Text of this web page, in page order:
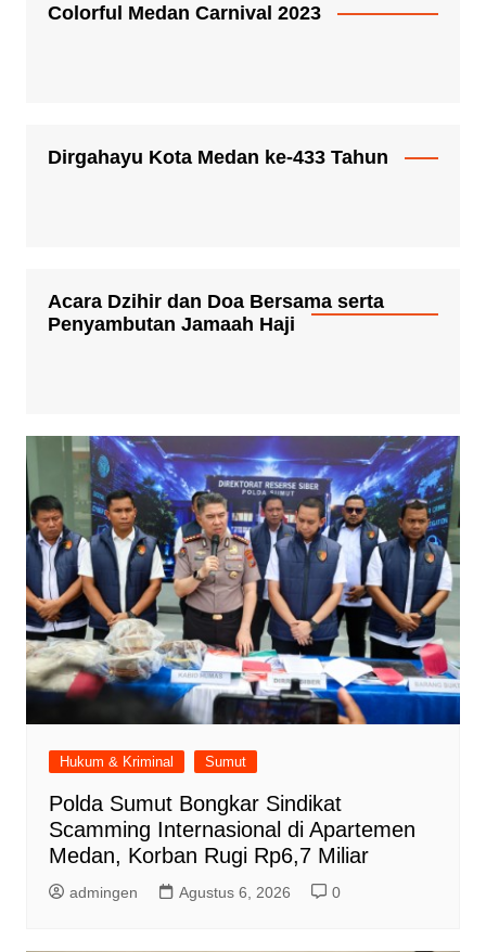
Colorful Medan Carnival 2023
Dirgahayu Kota Medan ke-433 Tahun
Acara Dzihir dan Doa Bersama serta
Penyambutan Jamaah Haji
Hukum & Kriminal Sumut
Polda Sumut Bongkar Sindikat
Scamming Internasional di Apartemen
Medan, Korban Rugi Rp6,7 Miliar
admingen Agustus 6, 2026 0